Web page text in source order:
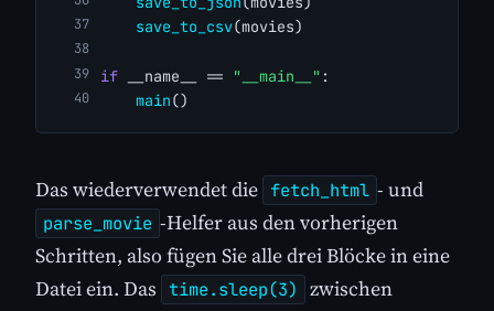
save_to_csv(movies)
if __name__ == "__main__" :
main()
Das wiederverwendet die fetch_html - und
parse_movie -Helfer aus den vorherigen
Schritten, also fügen Sie alle drei Blöcke in eine
Datei ein. Das time.sleep(3)
zwischen